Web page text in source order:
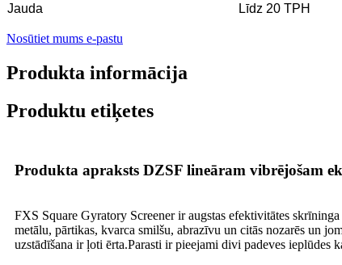
Jauda
Līdz 20 TPH
Nosūtiet mums e-pastu
Produkta informācija
Produktu etiķetes
Produkta apraksts DZSF lineāram vibrējošam
FXS Square Gyratory Screener ir augstas efektivitātes
metālu, pārtikas, kvarca smilšu, abrazīvu un citās nozarēs un
uzstādīšana ir ļoti ērta.Parasti ir pieejami divi padeves ieplūdes